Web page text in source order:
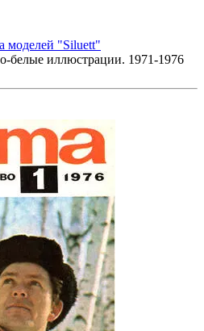
моделей "Siluett"
белые иллюстрации. 1971-1976